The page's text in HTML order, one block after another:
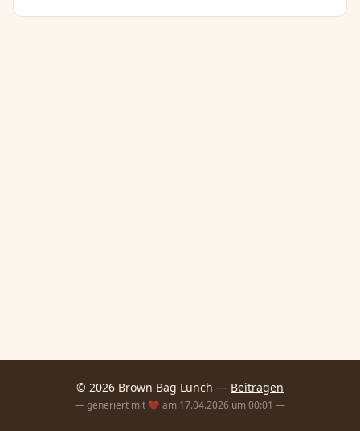
© 2026 Brown Bag Lunch — Beitragen
— generiert mit ❤️ am 17.04.2026 um 00:01 —